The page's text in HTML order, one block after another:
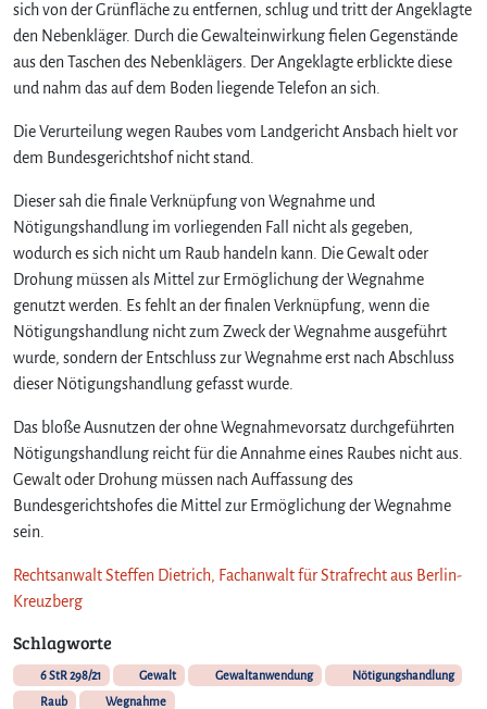
sich von der Grünfläche zu entfernen, schlug und tritt der Angeklagte
den Nebenkläger. Durch die Gewalteinwirkung fielen Gegenstände
aus den Taschen des Nebenklägers. Der Angeklagte erblickte diese
und nahm das auf dem Boden liegende Telefon an sich.
Die Verurteilung wegen Raubes vom Landgericht Ansbach hielt vor
dem Bundesgerichtshof nicht stand.
Dieser sah die finale Verknüpfung von Wegnahme und
Nötigungshandlung im vorliegenden Fall nicht als gegeben,
wodurch es sich nicht um Raub handeln kann. Die Gewalt oder
Drohung müssen als Mittel zur Ermöglichung der Wegnahme
genutzt werden. Es fehlt an der finalen Verknüpfung, wenn die
Nötigungshandlung nicht zum Zweck der Wegnahme ausgeführt
wurde, sondern der Entschluss zur Wegnahme erst nach Abschluss
dieser Nötigungshandlung gefasst wurde.
Das bloße Ausnutzen der ohne Wegnahmevorsatz durchgeführten
Nötigungshandlung reicht für die Annahme eines Raubes nicht aus.
Gewalt oder Drohung müssen nach Auffassung des
Bundesgerichtshofes die Mittel zur Ermöglichung der Wegnahme
sein.
Rechtsanwalt Steffen Dietrich, Fachanwalt für Strafrecht aus Berlin-
Kreuzberg
Schlagworte
6 StR 298/21 Gewalt Gewaltanwendung
Nötigungshandlung
Raub
Wegnahme